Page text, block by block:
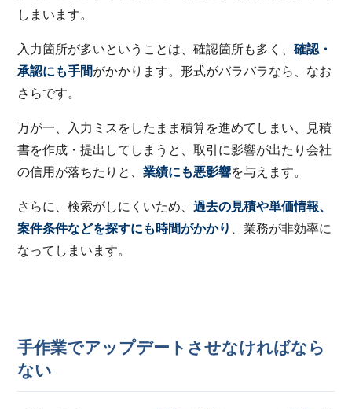
しまいます。
入力箇所が多いということは、確認箇所も多く、確認・
承認にも手間がかかります。形式がバラバラなら、なお
さらです。
万が一、入力ミスをしたまま積算を進めてしまい、見積
書を作成・提出してしまうと、取引に影響が出たり会社
の信用が落ちたりと、業績にも悪影響を与えます。
さらに、検索がしにくいため、過去の見積や単価情報、
案件条件などを探すにも時間がかかり
、業務が非効率に
なってしまいます。
手作業でアップデートさせなければなら
ない